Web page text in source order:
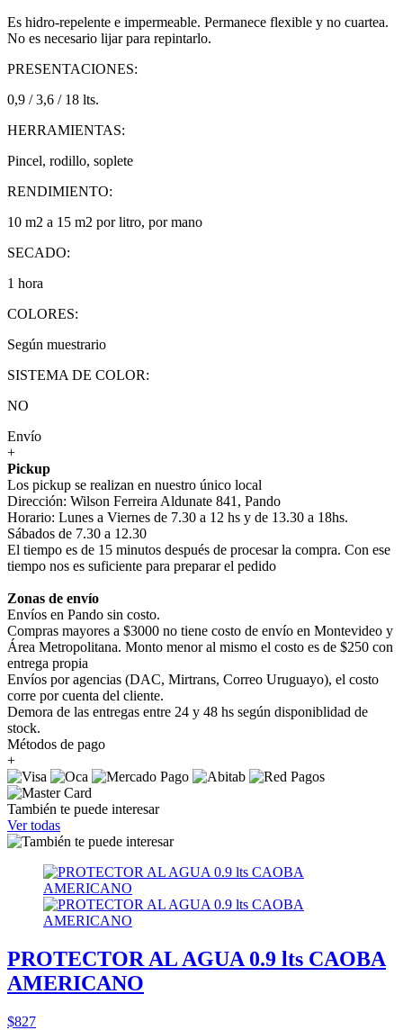
Es hidro-repelente e impermeable. Permanece flexible y no cuartea.
No es necesario lijar para repintarlo.
PRESENTACIONES:
0,9 / 3,6 / 18 lts.
HERRAMIENTAS:
Pincel, rodillo, soplete
RENDIMIENTO:
10 m2 a 15 m2 por litro, por mano
SECADO:
1 hora
COLORES:
Según muestrario
SISTEMA DE COLOR:
NO
Envío
+
Pickup
Los pickup se realizan en nuestro único local
Dirección: Wilson Ferreira Aldunate 841, Pando
Horario: Lunes a Viernes de 7.30 a 12 hs y de 13.30 a 18hs.
Sábados de 7.30 a 12.30
El tiempo es de 15 minutos después de procesar la compra. Con ese
tiempo nos es suficiente para preparar el pedido
Zonas de envío
Envíos en Pando sin costo.
Compras mayores a $3000 no tiene costo de envío en Montevideo y
Área Metropolitana. Monto menor al mismo el costo es de $250 con
entrega propia
Envíos por agencias (DAC, Mirtrans, Correo Uruguayo), el costo
corre por cuenta del cliente.
Demora de las entregas entre 24 y 48 hs según disponiblidad de
stock.
Métodos de pago
+
También te puede interesar
Ver todas
PROTECTOR AL AGUA 0.9 lts CAOBA
AMERICANO
$827